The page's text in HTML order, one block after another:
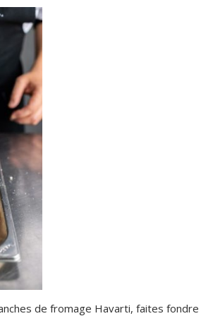
de fromage Havarti, faites